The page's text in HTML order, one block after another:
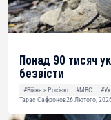
Понад 90 тисяч
безвісти
#Війна з Росією #МВС
Тарас Сафронов26 Лютого,